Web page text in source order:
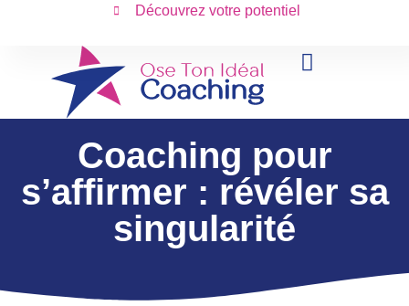
Découvrez votre potentiel
Coaching pour
s’affirmer : révéler sa
singularité